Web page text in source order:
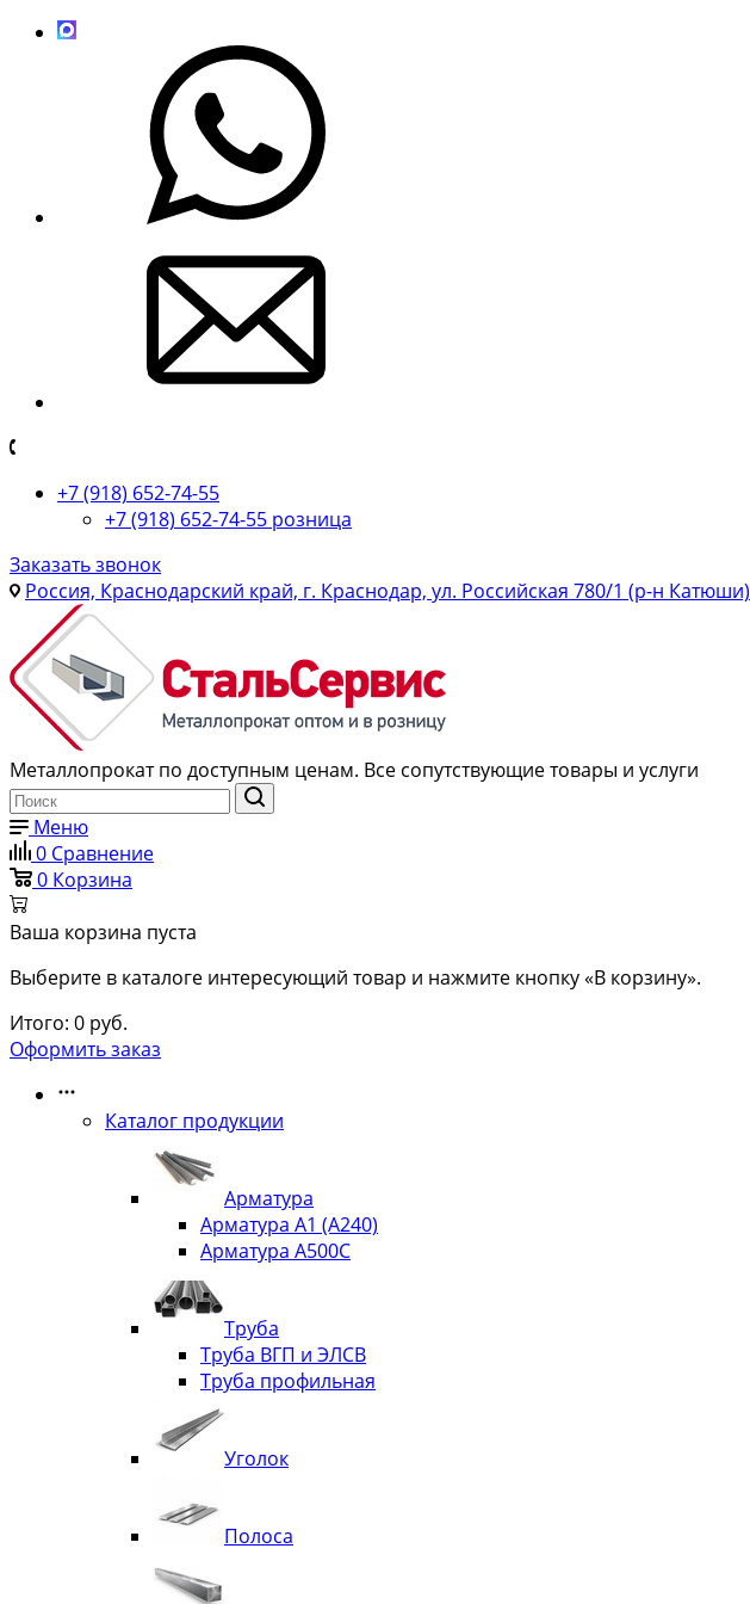
+7 (918) 652-74-55
+7 (918) 652-74-55 розница
Заказать звонок
Россия, Краснодарский край, г. Краснодар, ул. Российская 780/1 (р-н Катюши)
Металлопрокат по доступным ценам. Все сопутствующие товары и услуги
Меню
0 Сравнение
0 Корзина
Ваша корзина пуста
Выберите в каталоге интересующий товар и нажмите кнопку «В корзину».
Итого: 0 руб.
Оформить заказ
Каталог продукции
Арматура
Арматура А1 (А240)
Арматура А500С
Труба
Труба ВГП и ЭЛСВ
Труба профильная
Уголок
Полоса